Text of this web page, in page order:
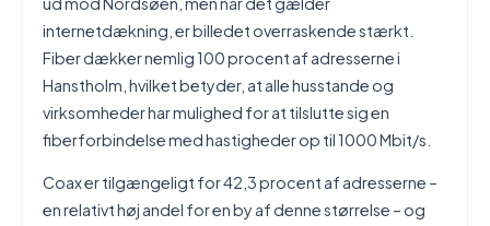
internetdækning, er billedet overraskende stærkt.
Fiber dækker nemlig 100 procent af adresserne i
Hanstholm, hvilket betyder, at alle husstande og
virksomheder har mulighed for at tilslutte sig en
fiberforbindelse med hastigheder op til 1000 Mbit/s.
Coax er tilgængeligt for 42,3 procent af adresserne –
en relativt høj andel for en by af denne størrelse – og